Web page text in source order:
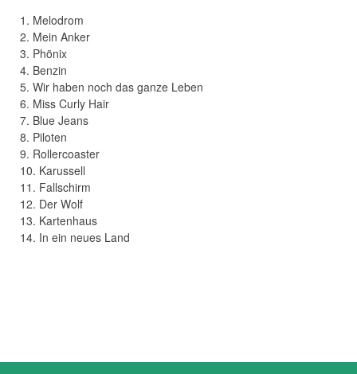
1. Melodrom
2. Mein Anker
3. Phönix
4. Benzin
5. Wir haben noch das ganze Leben
6. Miss Curly Hair
7. Blue Jeans
8. Piloten
9. Rollercoaster
10. Karussell
11. Fallschirm
12. Der Wolf
13. Kartenhaus
14. In ein neues Land